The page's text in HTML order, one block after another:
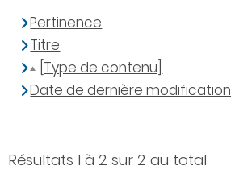
Résultats 1 à 2 sur 2 au total
Pertinence
Titre
[Type de contenu]
Date de dernière modification